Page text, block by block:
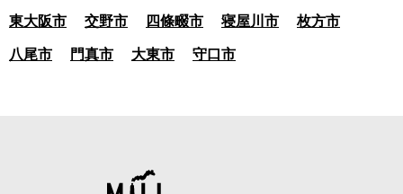
東大阪市 交野市 四條畷市 寝屋川市 枚方市
八尾市 門真市 大東市 守口市